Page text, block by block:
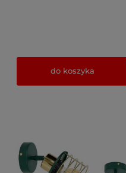
do koszyka